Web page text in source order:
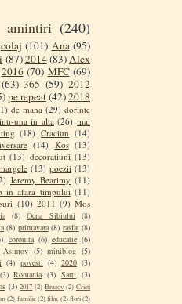
amintiri (240)
colaj (101) Ana (95)
(87)2014(83)Alex
2016 (70) MFC (69)
(63) 365 (59) 2012
pe repeat(42)2018
de mana (29) dorinte
una in alta (26) mai
(18) Craciun (14)
(14) Kos (13)
(13) decoratiuni (13)
(13) poezii (13)
Jeremy Bearimy (11)
in afara timpului (11)
(10) 2011 (9) Mos
(8) Ocna Sibiului
(8)
(8) primavara (8) rasfat (8)
coronita (6) educatie (6)
Asimov (5) miniblog (5)
(4) povesti (4) 2020 (3)
(3) Romania (3) Sarti (3)
(3) 2017 (2) Brasov (2) Cristi
(2) familie(2)film (2) flori(2)